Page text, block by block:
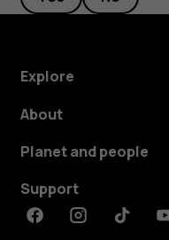
Explore
About
Planet and people
Support
FacebookInstagramTiktok